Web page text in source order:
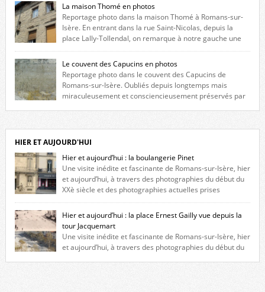
La maison Thomé en photos
Reportage photo dans la maison Thomé à Romans-sur-
Isère. En entrant dans la rue Saint-Nicolas, depuis la
place Lally-Tollendal, on remarque à notre gauche une
maison construite au XVIè siècle. Les deux façades sont ornées de
fenêtres jumelles à meneaux. Entre ces deux étages, on peut voir une
niche qui contient une statue de la Vierge. […]
Le couvent des Capucins en photos
Reportage photo dans le couvent des Capucins de
Romans-sur-Isère. Oubliés depuis longtemps mais
miraculeusement et consciencieusement préservés par
l’histoire de la redécouverte de vestiges du couvent des Capucins ! Petit
retour sur l’histoire […]
HIER ET AUJOURD'HUI
Hier et aujourd’hui : la boulangerie Pinet
Une visite inédite et fascinante de Romans-sur-Isère, hier
et aujourd’hui, à travers des photographies du début du
XXè siècle et des photographies actuelles prises
exactement dans le même cadre ! A l’angle de la place Jean Jaurès et de
l’avenue Victor Hugo (à côté d’Intermarché), à Romans. La boulangerie
Jules Pinet est inscrite dans le […]
Hier et aujourd’hui : la place Ernest Gailly vue depuis la
tour Jacquemart
Une visite inédite et fascinante de Romans-sur-Isère, hier
et aujourd’hui, à travers des photographies du début du